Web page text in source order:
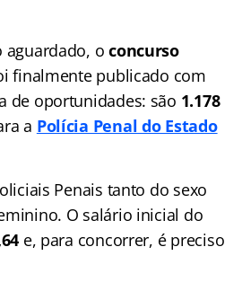
aguardado, oconcurso
finalmente publicado com
de oportunidades: são 1.178
a Polícia Penal do Estado
Penais tanto do sexo
O salário inicial do
e, para concorrer, é preciso